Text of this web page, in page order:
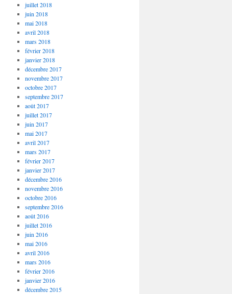
juillet 2018
juin 2018
mai 2018
avril 2018
mars 2018
février 2018
janvier 2018
décembre 2017
novembre 2017
octobre 2017
septembre 2017
août 2017
juillet 2017
juin 2017
mai 2017
avril 2017
mars 2017
février 2017
janvier 2017
décembre 2016
novembre 2016
octobre 2016
septembre 2016
août 2016
juillet 2016
juin 2016
mai 2016
avril 2016
mars 2016
février 2016
janvier 2016
décembre 2015